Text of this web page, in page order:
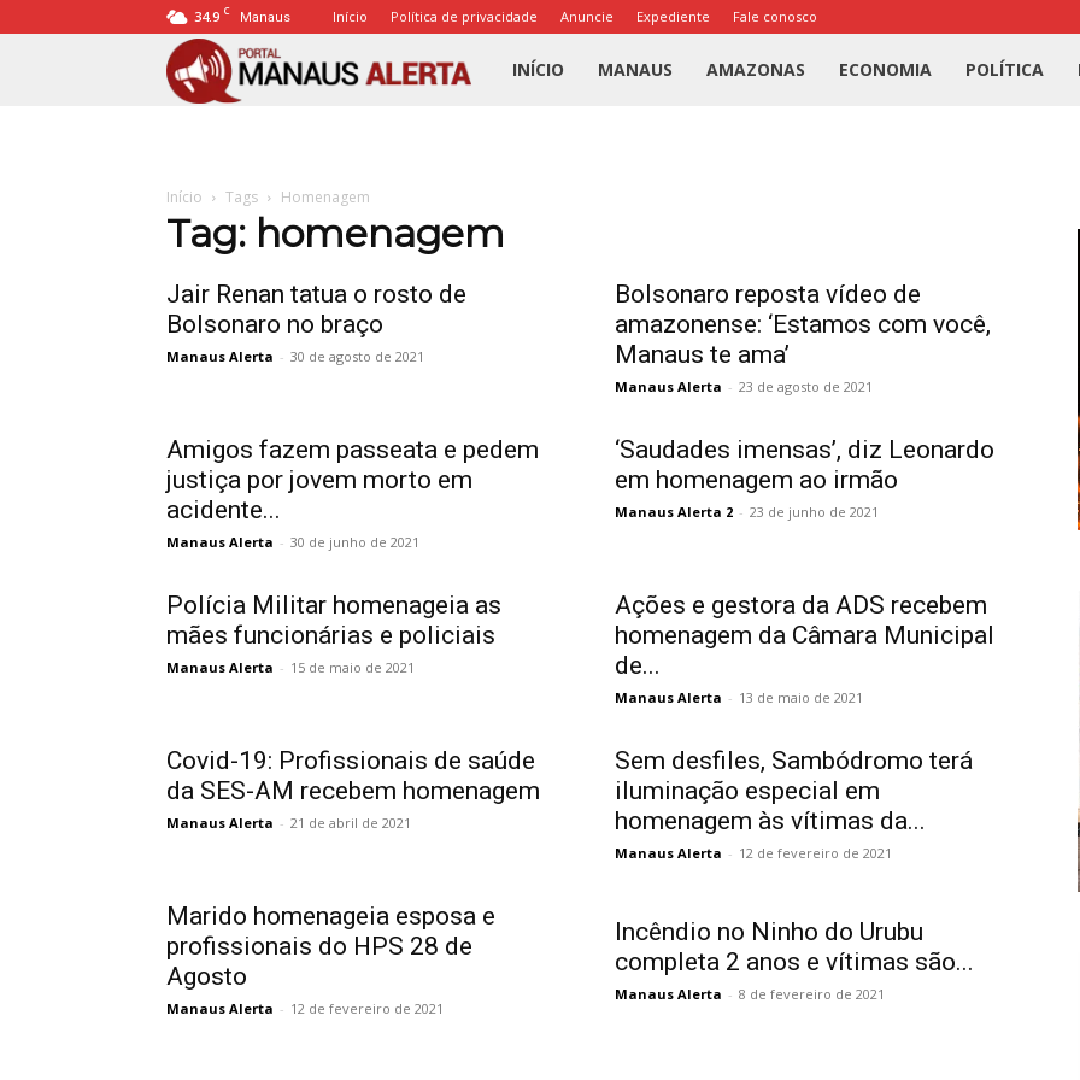
34.9 C Manaus Início Política de privacidade Anuncie Expediente Fale conosco
Portal
INÍCIO MANAUS AMAZONAS ECONOMIA POLÍTICA
Início Tags Homenagem
Tag: homenagem
Jair Renan tatua o rosto de
Bolsonaro no braço
Manaus Alerta - 30 de agosto de 2021
Bolsonaro reposta vídeo de
amazonense: ‘Estamos com você,
Manaus te ama’
Manaus Alerta - 23 de agosto de 2021
Amigos fazem passeata e pedem
justiça por jovem morto em
acidente...
Manaus Alerta - 30 de junho de 2021
‘Saudades imensas’, diz Leonardo
em homenagem ao irmão
Manaus Alerta 2 - 23 de junho de 2021
Polícia Militar homenageia as
mães funcionárias e policiais
Manaus Alerta - 15 de maio de 2021
Ações e gestora da ADS recebem
homenagem da Câmara Municipal
de...
Manaus Alerta - 13 de maio de 2021
Covid-19: Profissionais de saúde
da SES-AM recebem homenagem
Manaus Alerta - 21 de abril de 2021
Sem desfiles, Sambódromo terá
iluminação especial em
homenagem às vítimas da...
Manaus Alerta - 12 de fevereiro de 2021
Marido homenageia esposa e
profissionais do HPS 28 de
Agosto
Manaus Alerta - 12 de fevereiro de 2021
Incêndio no Ninho do Urubu
completa 2 anos e vítimas são...
Manaus Alerta - 8 de fevereiro de 2021